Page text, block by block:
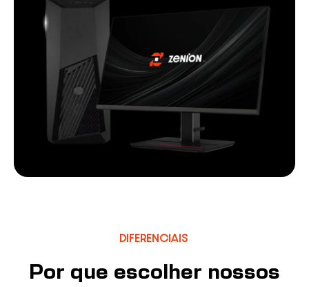
DIFERENCIAIS
Por que escolher nossos